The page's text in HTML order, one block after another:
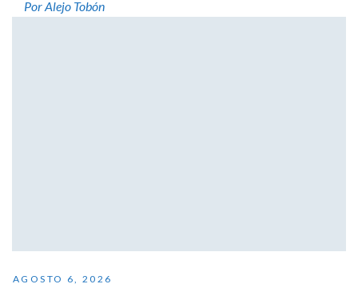
Por Alejo Tobón
AGOSTO 6, 2026